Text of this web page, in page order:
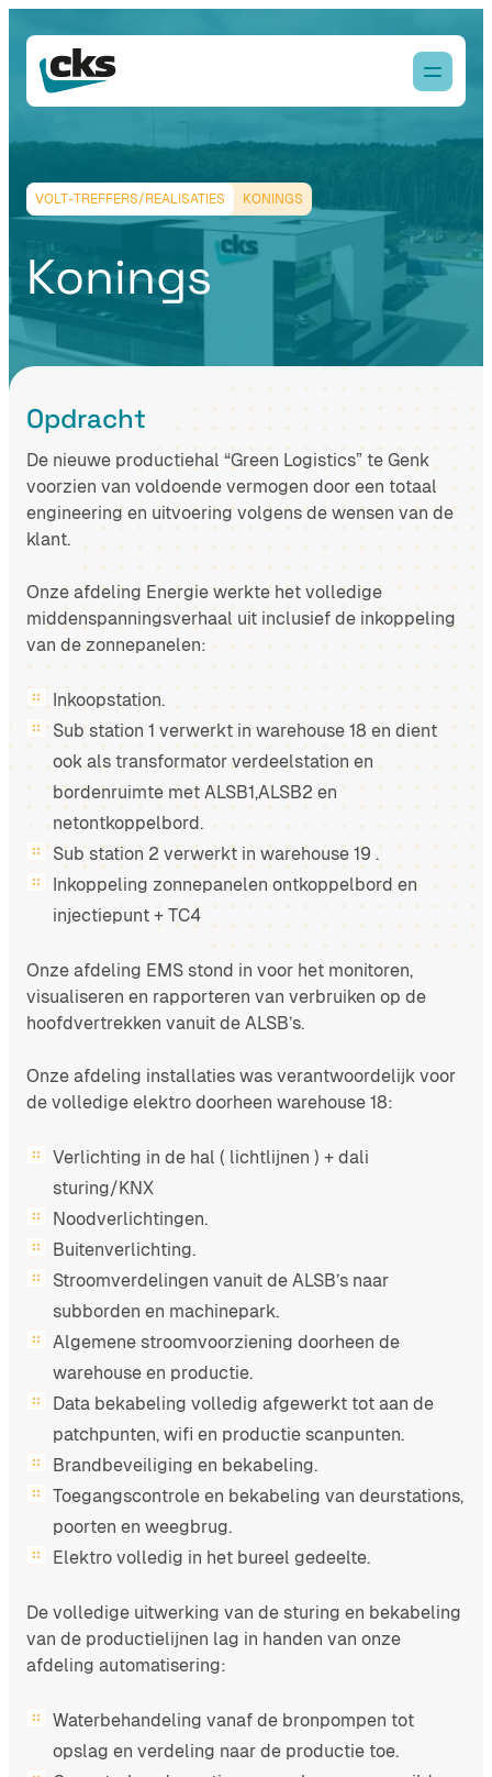
VOLT-TREFFERS/REALISATIES KONINGS
Konings
Opdracht
De nieuwe productiehal “Green Logistics” te Genk
voorzien van voldoende vermogen door een totaal
engineering en uitvoering volgens de wensen van de
klant.
Onze afdeling Energie werkte het volledige
middenspanningsverhaal uit inclusief de inkoppeling
van de zonnepanelen:
Inkoopstation.
Sub station 1 verwerkt in warehouse 18 en dient
ook als transformator verdeelstation en
bordenruimte met ALSB1,ALSB2 en
netontkoppelbord.
Sub station 2 verwerkt in warehouse 19 .
Inkoppeling zonnepanelen ontkoppelbord en
injectiepunt + TC4
Onze afdeling EMS stond in voor het monitoren,
visualiseren en rapporteren van verbruiken op de
hoofdvertrekken vanuit de ALSB’s.
Onze afdeling installaties was verantwoordelijk voor
de volledige elektro doorheen warehouse 18:
Verlichting in de hal ( lichtlijnen ) + dali
sturing/KNX
Noodverlichtingen.
Buitenverlichting.
Stroomverdelingen vanuit de ALSB’s naar
subborden en machinepark.
Algemene stroomvoorziening doorheen de
warehouse en productie.
Data bekabeling volledig afgewerkt tot aan de
patchpunten, wifi en productie scanpunten.
Brandbeveiliging en bekabeling.
Toegangscontrole en bekabeling van deurstations,
poorten en weegbrug.
Elektro volledig in het bureel gedeelte.
De volledige uitwerking van de sturing en bekabeling
van de productielijnen lag in handen van onze
afdeling automatisering:
Waterbehandeling vanaf de bronpompen tot
opslag en verdeling naar de productie toe.